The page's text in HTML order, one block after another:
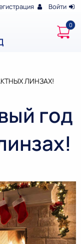
Войти
ЛИНЗАХ!
год